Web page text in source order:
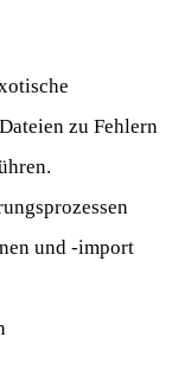
zu Fehlern
und -import